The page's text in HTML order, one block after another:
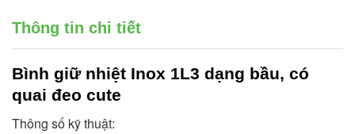
Thông tin chi tiết
Bình giữ nhiệt Inox 1L3 dạng bầu, có
quai đeo cute
Thông số kỹ thuật: